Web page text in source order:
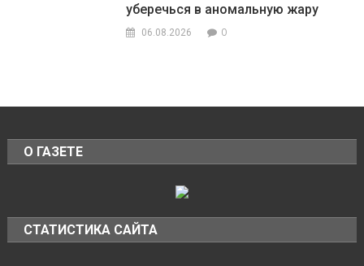
уберечься в аномальную жару
06.08.2026 0
О ГАЗЕТЕ
СТАТИСТИКА САЙТА